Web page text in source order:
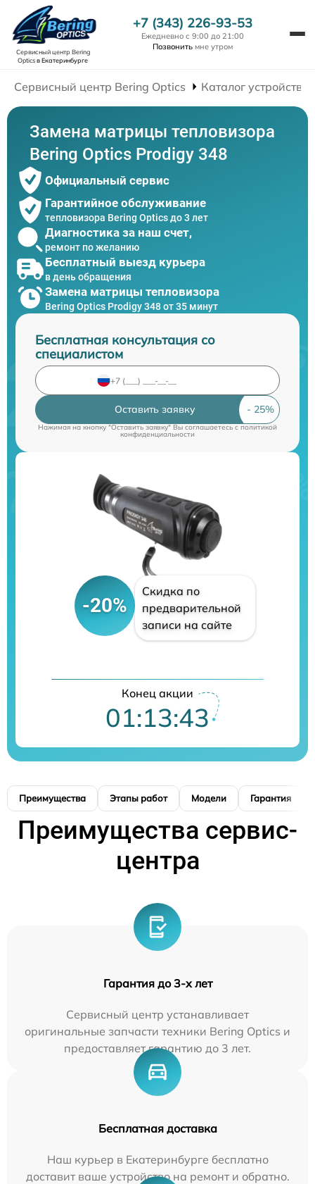
Сервисный центр Bering
Opticsв Екатеринбурге
+7 (343) 226-93-53
Ежедневно с 9:00 до 21:00
Позвонить мне утром
Сервисный центр Bering Optics Каталог устройств
Замена матрицы тепловизора
Bering Optics Prodigy 348
Официальный сервис
Гарантийное обслуживание
тепловизора Bering Optics до 3 лет
Диагностика за наш счет,
ремонт по желанию
Бесплатный выезд курьера
в день обращения
Замена матрицы тепловизора
Bering Optics Prodigy 348 от 35 минут
Бесплатная консультация со
специалистом
Оставить заявку
Нажимая на кнопку "Оставить заявку" Вы соглашаетесь cполитикой
конфиденциальности
-20%
Скидка по
предварительной
записи на сайте
Конец акции
01:13:42
Преимущества Этапы работ Модели Гарантия
Преимущества сервис-
центра
Гарантия до 3-х лет
Сервисный центр устанавливает
оригинальные запчасти техники Bering Optics и
предоставляет гарантию до 3 лет.
Бесплатная доставка
Наш курьер в Екатеринбурге бесплатно
доставит ваше устройство на ремонт и обратно.